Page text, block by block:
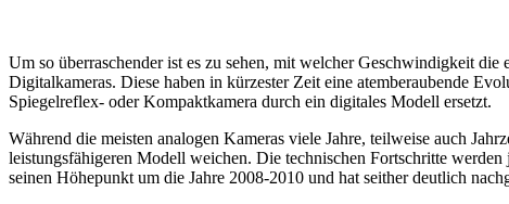
Um so überraschender ist es zu sehen, mit welcher Geschwindigkeit
Digitalkameras. Diese haben in kürzester Zeit eine atemberaubende
Spiegelreflex- oder Kompaktkamera durch ein digitales Modell ersetzt.
Während die meisten analogen Kameras viele Jahre, teilweise auch
leistungsfähigeren Modell weichen. Die technischen Fortschritte
seinen Höhepunkt um die Jahre 2008-2010 und hat seither deutlich